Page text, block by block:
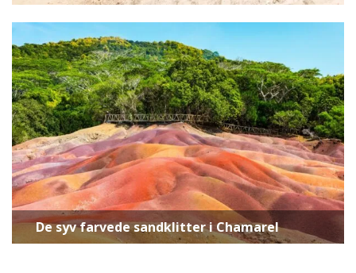
De syv farvede sandklitter i Chamarel